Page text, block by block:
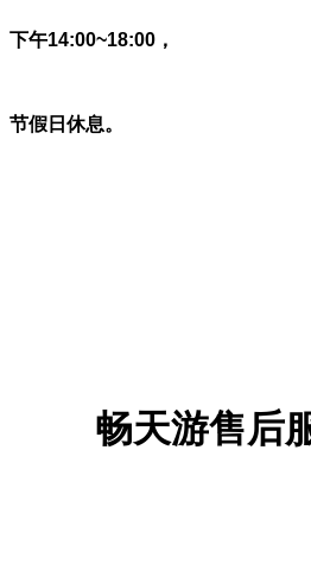
下午14:00~18:00，
节假日休息。
畅天游售后